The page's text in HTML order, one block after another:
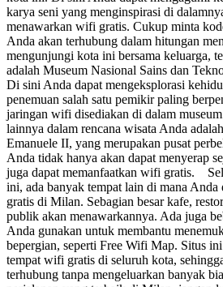
karya seni yang menginspirasi di
menawarkan wifi gratis. Cukup minta
Anda akan terhubung dalam hitungan
mengunjungi kota ini bersama keluarga,
adalah Museum Nasional Sains dan
Di sini Anda dapat mengeksplorasi
penemuan salah satu pemikir paling
jaringan wifi disediakan di dalam
lainnya dalam rencana wisata Anda
Emanuele II, yang merupakan pusat
Anda tidak hanya akan dapat menyerap
juga dapat memanfaatkan wifi gratis.
ini, ada banyak tempat lain di mana Anda
gratis di Milan. Sebagian besar kafe,
publik akan menawarkannya. Ada juga
Anda gunakan untuk membantu
bepergian, seperti Free Wifi Map. Situs
tempat wifi gratis di seluruh kota,
terhubung tanpa mengeluarkan banyak